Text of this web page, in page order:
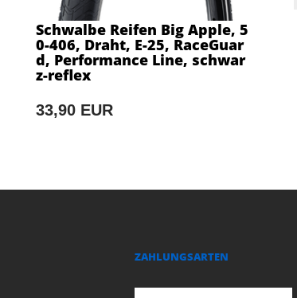
Schwalbe Reifen Big Apple, 5
0-406, Draht, E-25, RaceGuar
d, Performance Line, schwar
z-reflex
33,90 EUR
ZAHLUNGSARTEN